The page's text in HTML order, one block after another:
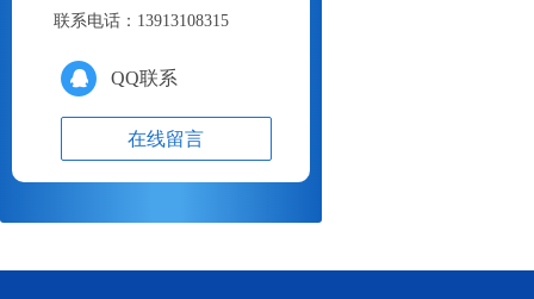
联系电话： 13913108315
QQ联系
在线留言